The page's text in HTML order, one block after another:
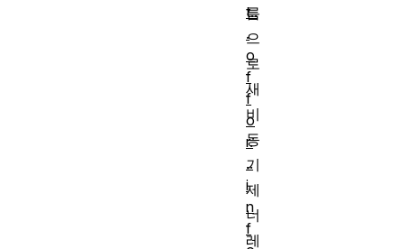
름
으
로
새
비
동
기
제
너
레
t..
.
o
f
f
o
r.
..
i
n
f